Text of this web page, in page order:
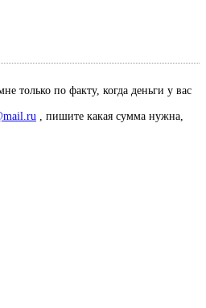
только по факту, когда деньги у вас
, пишите какая сумма нужна,